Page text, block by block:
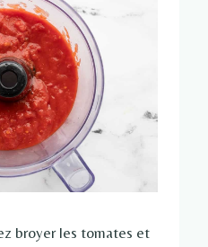
broyer les tomates et